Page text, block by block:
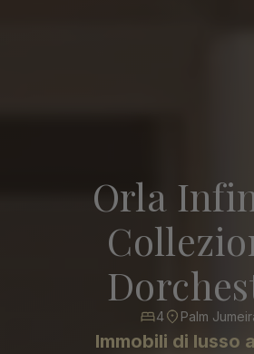
Orla
4 Palm
Immobili di lusso a